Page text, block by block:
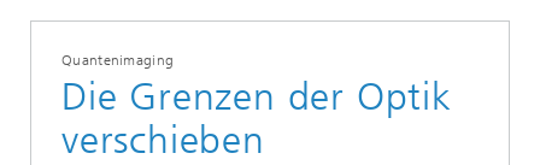
Quantenimaging
Die Grenzen der Optik
verschieben